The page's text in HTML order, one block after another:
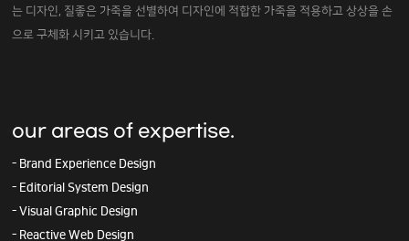
는 디자인, 질좋은 가죽을 선별하여 디자인에 적합한 가죽을 적용하고 상상을 손
으로 구체화 시키고 있습니다.
our areas of expertise.
- Brand Experience Design
- Editorial System Design
- Visual Graphic Design
- Reactive Web Design